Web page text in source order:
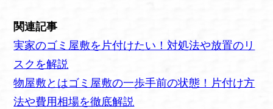
関連記事
実家のゴミ屋敷を片付けたい！対処法や放置のリ
スクを解説
物屋敷とはゴミ屋敷の一歩手前の状態！片付け方
法や費用相場を徹底解説